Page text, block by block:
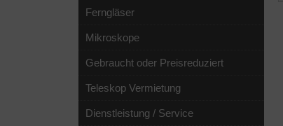
Ferngläser
Mikroskope
Gebraucht oder Preisreduziert
Teleskop Vermietung
Dienstleistung / Service